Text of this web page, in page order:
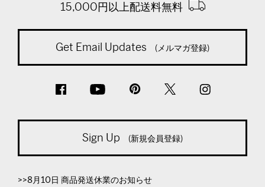
15,000円以上配送料無料
Get Email Updates (メルマガ登録)
Sign Up (新規会員登録)
>>8月10日 商品発送休業のお知らせ